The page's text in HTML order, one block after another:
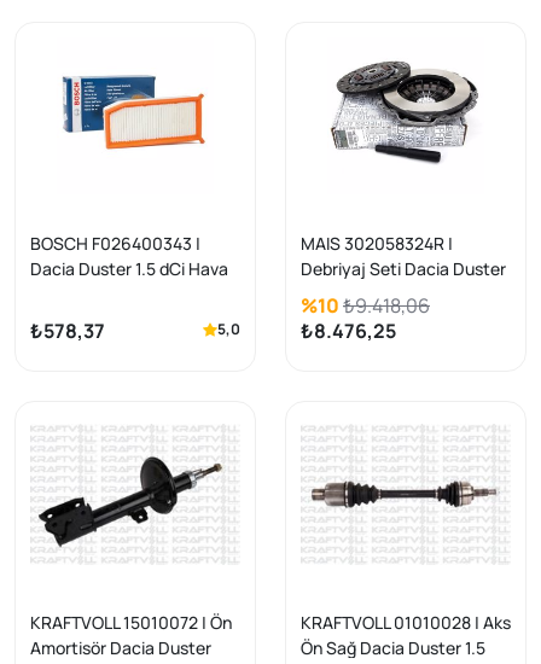
BOSCH F026400343 |
Dacia Duster 1.5 dCi Hava
2/Captur/Clio
IV/Dokker/Lodgy/Symbol
₺578,37 5,0
MAIS 302058324R |
Debriyaj Seti Dacia Duster
1.5 dCi Renault Clio III
Megane II-III Fluence
Scenic II-III K9k 100 Bg
%10₺9.418,06
₺8.476,25
KRAFTVOLL 15010072 | Ön
Amortisör Dacia Duster
KRAFTVOLL 01010028 | Aks
Ön Sağ Dacia Duster 1.5